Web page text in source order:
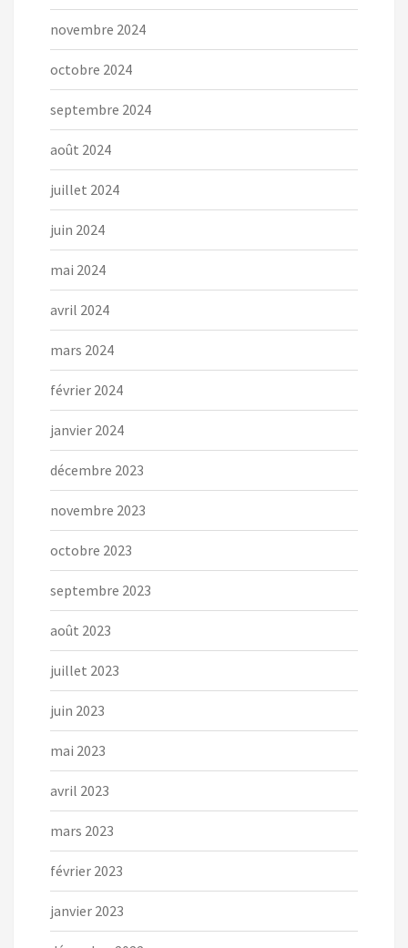
novembre 2024
octobre 2024
septembre 2024
août 2024
juillet 2024
juin 2024
mai 2024
avril 2024
mars 2024
février 2024
janvier 2024
décembre 2023
novembre 2023
octobre 2023
septembre 2023
août 2023
juillet 2023
juin 2023
mai 2023
avril 2023
mars 2023
février 2023
janvier 2023